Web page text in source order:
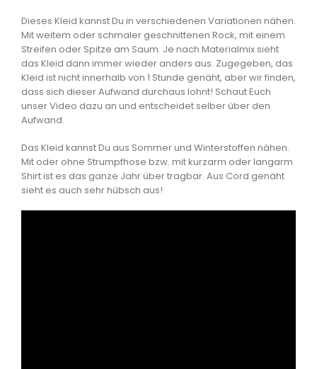
Dieses Kleid kannst Du in verschiedenen Variationen nähen.
Mit weitem oder schmaler geschnittenen Rock, mit einem
Streifen oder Spitze am Saum. Je nach Materialmix sieht
das Kleid dann immer wieder anders aus. Zugegeben, das
Kleid ist nicht innerhalb von 1 Stunde genäht, aber wir finden,
dass sich dieser Aufwand durchaus lohnt! Schaut Euch
unser Video dazu an und entscheidet selber über den
Aufwand.
Das Kleid kannst Du aus Sommer und Winterstoffen nähen.
Mit oder ohne Strumpfhose bzw. mit kurzarm oder langarm
Shirt ist es das ganze Jahr über tragbar. Aus Cord genäht
sieht es auch sehr hübsch aus!